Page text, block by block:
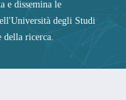
e dissemina le
degli Studi
della ricerca.